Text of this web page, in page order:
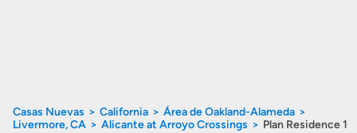
Casas Nuevas California
Área de Oakland-Alameda
Livermore, CA
Alicante at Arroyo Crossings Plan Residence 1